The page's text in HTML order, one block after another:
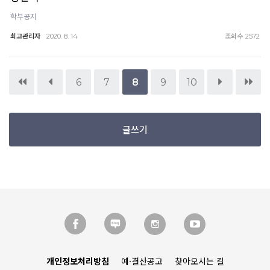
학부공지
최고관리자 2020. 8. 14 조회수 2572
6 7 8 9 10
글쓰기
개인정보처리방침 예·결산공고 찾아오시는 길